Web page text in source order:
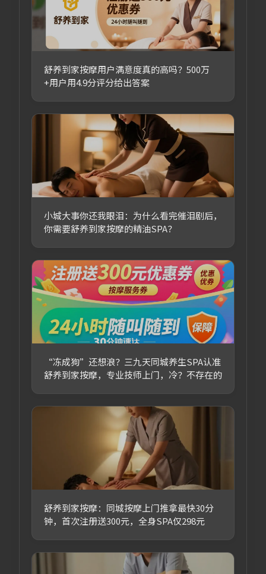
舒养到家按摩用户满意度真的高吗？500万
+用户用4.9分评分给出答案
小城大事你还我眼泪：为什么看完催泪剧后，
你需要舒养到家按摩的精油SPA？
“冻成狗”还想浪？三九天同城养生SPA认准
舒养到家按摩，专业技师上门，冷？不存在的
舒养到家按摩：同城按摩上门推拿最快30分
钟，首次注册送300元，全身SPA仅298元